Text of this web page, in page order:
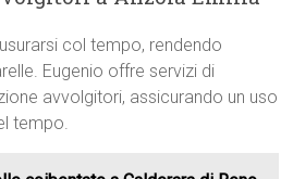
col tempo, rendendo
Eugenio offre servizi di
avvolgitori, assicurando un uso
tempo.